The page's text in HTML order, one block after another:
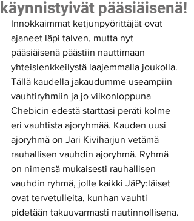
käynnistyivät pääsiäisenä!
Innokkaimmat ketjunpyörittäjät ovat
ajaneet läpi talven, mutta nyt
pääsiäisenä päästiin nauttimaan
yhteislenkkeilystä laajemmalla joukolla.
Tällä kaudella jakaudumme useampiin
vauhtiryhmiin ja jo viikonloppuna
Chebicin edestä starttasi peräti kolme
eri vauhtista ajoryhmää. Kauden uusi
ajoryhmä on Jari Kiviharjun vetämä
rauhallisen vauhdin ajoryhmä. Ryhmä
on nimensä mukaisesti rauhallisen
vauhdin ryhmä, jolle kaikki JäPy:läiset
ovat tervetulleita, kunhan vauhti
pidetään takuuvarmasti nautinnollisena.